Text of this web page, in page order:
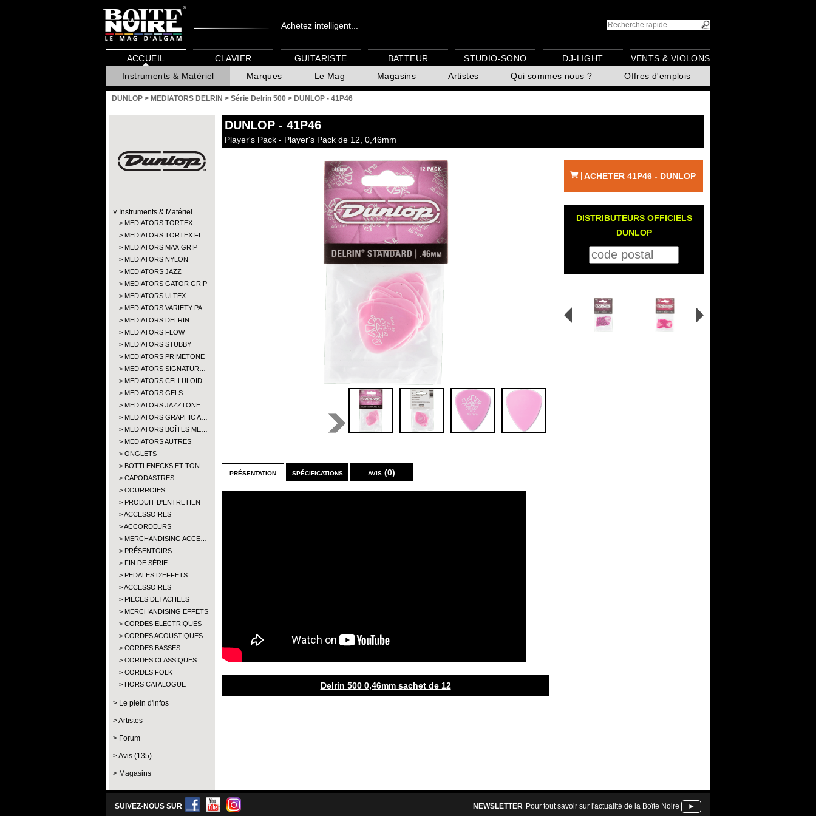
Achetez intelligent...
ACCUEIL
Instruments & Matériel
Marques Le Mag Magasins Artistes Qui sommes nous ? Offres d'emplois
CLAVIER GUITARISTE BATTEUR STUDIO-SONO DJ-LIGHT VENTS & VIOLONS
DUNLOP > MEDIATORS DELRIN > Série Delrin 500 > DUNLOP - 41P46
Instruments & Matériel
MEDIATORS TORTEX
MEDIATORS TORTEX FL…
MEDIATORS MAX GRIP
MEDIATORS NYLON
MEDIATORS JAZZ
MEDIATORS GATOR GRIP
MEDIATORS ULTEX
MEDIATORS VARIETY PA…
MEDIATORS DELRIN
MEDIATORS FLOW
MEDIATORS STUBBY
MEDIATORS PRIMETONE
MEDIATORS SIGNATUR…
MEDIATORS CELLULOID
MEDIATORS GELS
MEDIATORS JAZZTONE
MEDIATORS GRAPHIC A…
MEDIATORS BOÎTES ME…
MEDIATORS AUTRES
ONGLETS
BOTTLENECKS ET TON…
CAPODASTRES
COURROIES
PRODUIT D'ENTRETIEN
ACCESSOIRES
ACCORDEURS
MERCHANDISING ACCE…
PRÉSENTOIRS
FIN DE SÉRIE
PEDALES D'EFFETS
ACCESSOIRES
PIECES DETACHEES
MERCHANDISING EFFETS
CORDES ELECTRIQUES
CORDES ACOUSTIQUES
CORDES BASSES
CORDES CLASSIQUES
CORDES FOLK
HORS CATALOGUE
Le plein d'infos
Artistes
Forum
Avis (135)
Magasins
DUNLOP - 41P46
Player's Pack - Player's Pack de 12, 0,46mm
présentation spécifications avis (0)
Delrin 500 0,46mm sachet de 12
ACHETER 41P46 - DUNLOP
DISTRIBUTEURS OFFICIELS
DUNLOP
SUIVEZ-NOUS SUR NEWSLETTER Pour tout savoir sur l'actualité de la Boîte Noire ►